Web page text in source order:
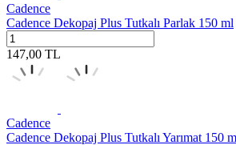
Cadence
Cadence Dekopaj Plus Tutkalı Parlak 150 ml
147,00 TL
Cadence
Cadence Dekopaj Plus Tutkalı Yarımat 150